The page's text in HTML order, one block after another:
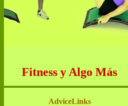
Fitness y Algo Más
AdviceLinks